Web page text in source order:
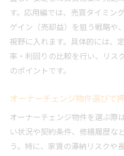
す。応用編では、売買タイミン
ゲイン（売却益）を狙う戦略や
視野に入れます。具体的には、
率・利回りの比較を行い、リス
のポイントです。
オーナーチェンジ物件選びで
オーナーチェンジ物件を選ぶ際
い状況や契約条件、修繕履歴な
う。特に、家賃の滞納リスクや